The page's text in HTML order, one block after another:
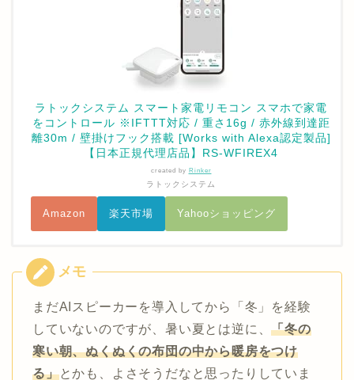
ラトックシステム スマート家電リモコン スマホで家電
をコントロール ※IFTTT対応 / 重さ16g / 赤外線到達距
離30m / 壁掛けフック搭載 [Works with Alexa認定製品]
【日本正規代理店品】RS-WFIREX4
created by Rinker
ラトックシステム
Amazon 楽天市場 Yahooショッピング
まだAIスピーカーを導入してから「冬」を経験
していないのですが、暑い夏とは逆に、「冬の
寒い朝、ぬくぬくの布団の中から暖房をつけ
る」とかも、よさそうだなと思ったりしていま